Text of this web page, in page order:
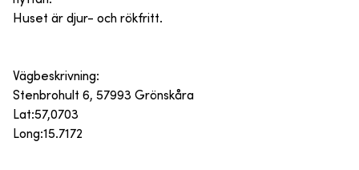
Huset är djur- och rökfritt.
Vägbeskrivning:
Stenbrohult 6, 57993 Grönskåra
Lat:57,0703
Long:15.7172